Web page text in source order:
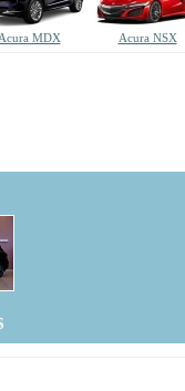
Acura MDX Acura NSX